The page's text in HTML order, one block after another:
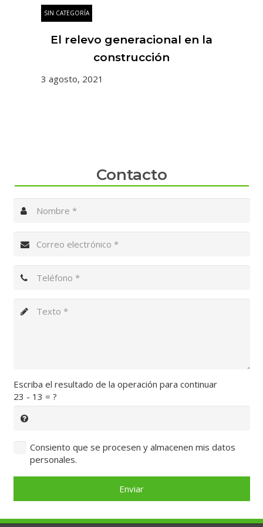
SIN CATEGORÍA
El relevo generacional en la
construcción
3 agosto, 2021
Contacto
Escriba el resultado de la operación para continuar
23 - 13 = ?
Consiento que se procesen y almacenen mis datos
personales.
Enviar